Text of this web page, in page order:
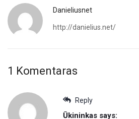
Danieliusnet
http://danielius.net/
1 Komentaras
Reply
Ūkininkas says: